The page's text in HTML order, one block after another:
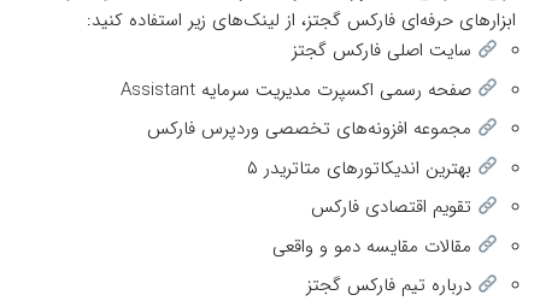
ابزارهای حرفه‌ای فارکس گجتز، از لینک‌های زیر استفاده کنید:
سایت اصلی فارکس گجتز
صفحه رسمی اکسپرت مدیریت سرمایه Assistant
مجموعه افزونه‌های تخصصی وردپرس فارکس
بهترین اندیکاتورهای متاتریدر ۵
تقویم اقتصادی فارکس
مقالات مقایسه دمو و واقعی
درباره تیم فارکس گجتز